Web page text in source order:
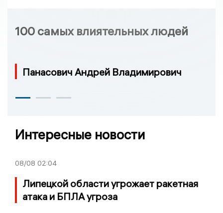
100 самых влиятельных людей
Панасович Андрей Владимирович
Интересные новости
08/08 02:04
Липецкой области угрожает ракетная
атака и БПЛА угроза